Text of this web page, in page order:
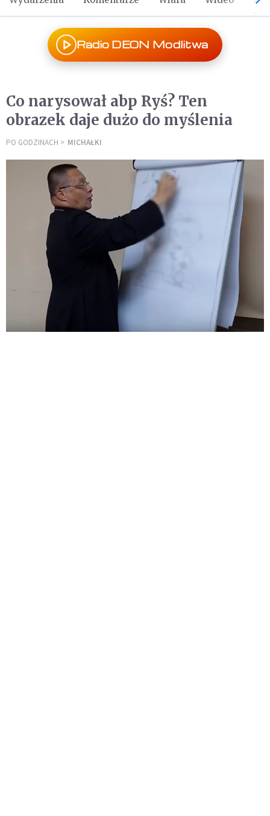
Radio DEON Modlitwa
Co narysował abp Ryś? Ten
obrazek daje dużo do myślenia
PO GODZINACH MICHAŁKI